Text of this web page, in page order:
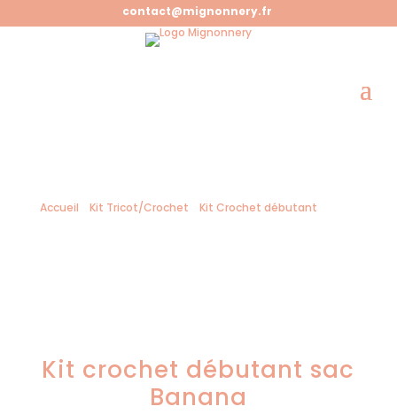
contact@mignonnery.fr
Accueil Kit Tricot/Crochet Kit Crochet débutant
crochet débutant sac Banana
Kit crochet débutant sac
Banana